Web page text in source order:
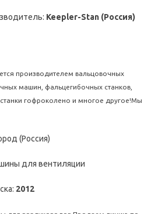
Keepler-Stan (Россия)
производителем вальцовочных
машин, фальцегибочных станков,
гофроколено и многое другое!Мы
(Россия)
для вентиляции
2012